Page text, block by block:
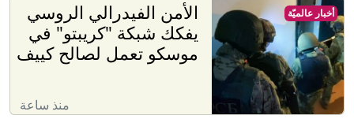
الأمن الفيدرالي الروسي
يفكك شبكة "كريبتو" في
موسكو تعمل لصالح كييف
منذ ساعة
أخبار عالميّة